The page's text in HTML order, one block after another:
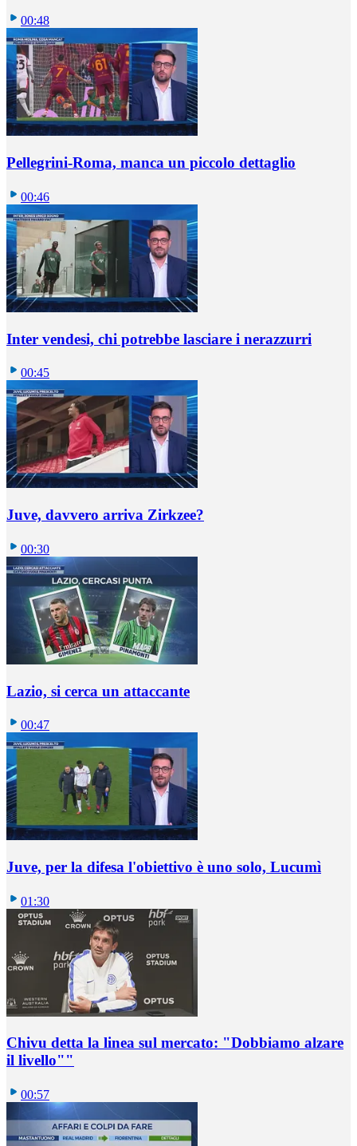
00:48
Pellegrini-Roma, manca un piccolo dettaglio
00:46
Inter vendesi, chi potrebbe lasciare i nerazzurri
00:45
Juve, davvero arriva Zirkzee?
00:30
Lazio, si cerca un attaccante
00:47
Juve, per la difesa l'obiettivo è uno solo, Lucumì
01:30
Chivu detta la linea sul mercato: "Dobbiamo alzare
il livello""
00:57